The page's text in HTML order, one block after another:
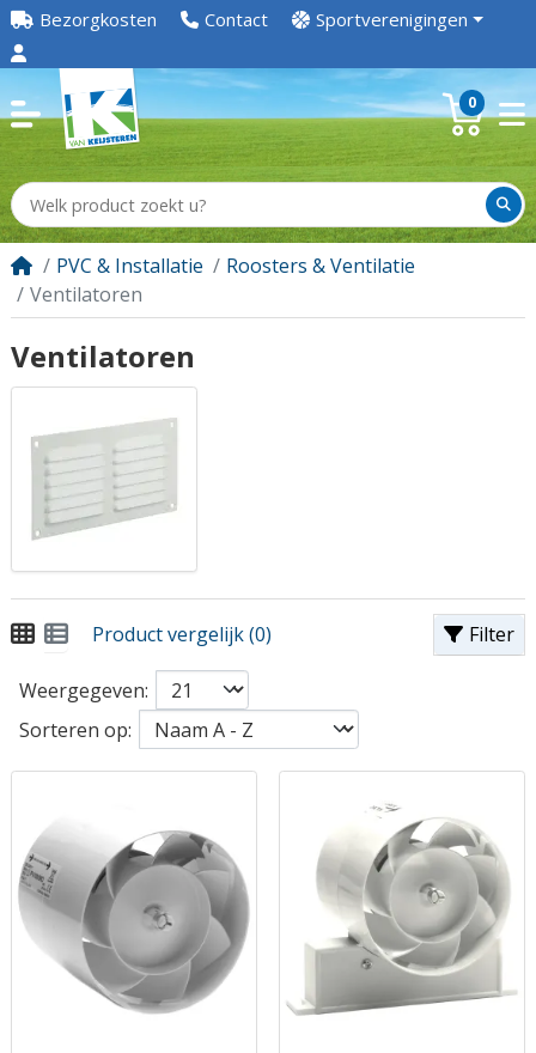
Bezorgkosten Contact Sportverenigingen
0
PVC & Installatie
Roosters & Ventilatie
Ventilatoren
Ventilatoren
Filter
Product vergelijk (0)
Weergegeven:
Sorteren op: